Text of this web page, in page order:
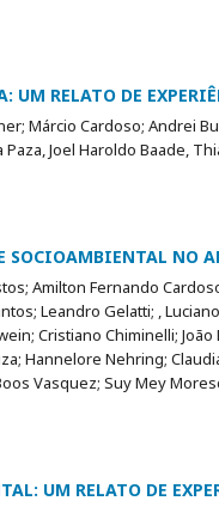
UM RELATO DE
Márcio Cardoso; Andrei
Joel Haroldo Baade,
SOCIOAMBIENTAL NO
Amilton Fernando
Leandro Gelatti; ,
Cristiano Chiminelli;
Hannelore Nehring;
Vasquez; Suy Mey
UM RELATO DE